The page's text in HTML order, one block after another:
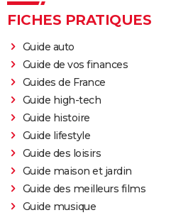
Il était une fois en Amérique
Peter von Kant
Nomadland : synopsis,
streaming, avis...
Sound of Metal
Slalom
Oh Canada : que vaut le
Jacob Elordi présenté au
FICHES PRATIQUES
Guide auto
Guide de vos finances
Guides de France
Guide high-tech
Guide histoire
Guide lifestyle
Guide des loisirs
Guide maison et jardin
Guide des meilleurs films
Guide musique